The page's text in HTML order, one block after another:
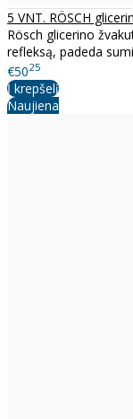
5 VNT. RÖSCH
Rösch glicerino
refleksą, padeda
€5025
Į krepšelį
Naujiena